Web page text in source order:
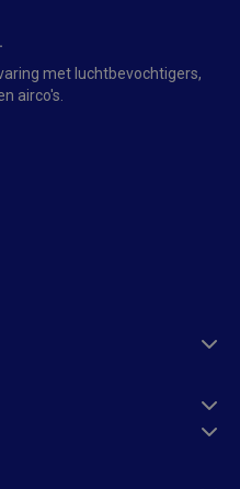
met luchtbevochtigers,
airco's.